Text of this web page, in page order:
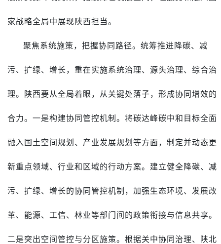
家战略全局中展现陕西担当。
聚焦系统施策，把握协同路径。统筹推进降碳、减
污、扩绿、增长，重在实施系统治理、源头治理、综合治
理。陕西要从全局着眼，从关键处落子，形成协同增效的
合力。一是构建协同管控机制。将碳达峰碳中和目标全面
融入国土空间规划、产业发展规划等方面，制定并动态更
新重点领域、行业和区域的行动方案。建立健全降碳、减
污、扩绿、增长的协同管控机制，加强生态环境、发展改
革、能源、工信、林业等部门间的政策衔接与信息共享。
二是突出空间管控与分区施策。根据关中协同治理、陕北